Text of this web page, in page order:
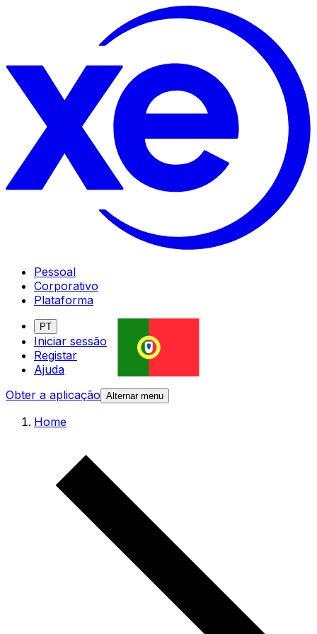
Pessoal
Corporativo
Plataforma
PT
Iniciar sessão
Registar
Ajuda
Obter a aplicação Alternar menu
Home